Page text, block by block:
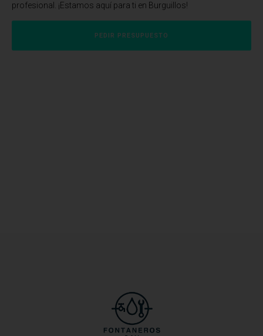
profesional. ¡Estamos aquí para ti en Burguillos!
PEDIR PRESUPUESTO